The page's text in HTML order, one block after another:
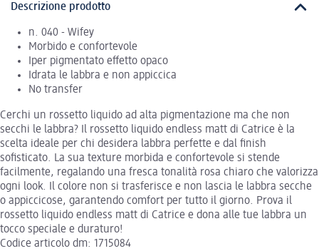
Descrizione prodotto
n. 040 - Wifey
Morbido e confortevole
Iper pigmentato effetto opaco
Idrata le labbra e non appiccica
No transfer
Cerchi un rossetto liquido ad alta pigmentazione ma che non
secchi le labbra? Il rossetto liquido endless matt di Catrice è la
scelta ideale per chi desidera labbra perfette e dal finish
sofisticato. La sua texture morbida e confortevole si stende
facilmente, regalando una fresca tonalità rosa chiaro che valorizza
ogni look. Il colore non si trasferisce e non lascia le labbra secche
o appiccicose, garantendo comfort per tutto il giorno. Prova il
rossetto liquido endless matt di Catrice e dona alle tue labbra un
tocco speciale e duraturo!
Codice articolo dm: 1715084